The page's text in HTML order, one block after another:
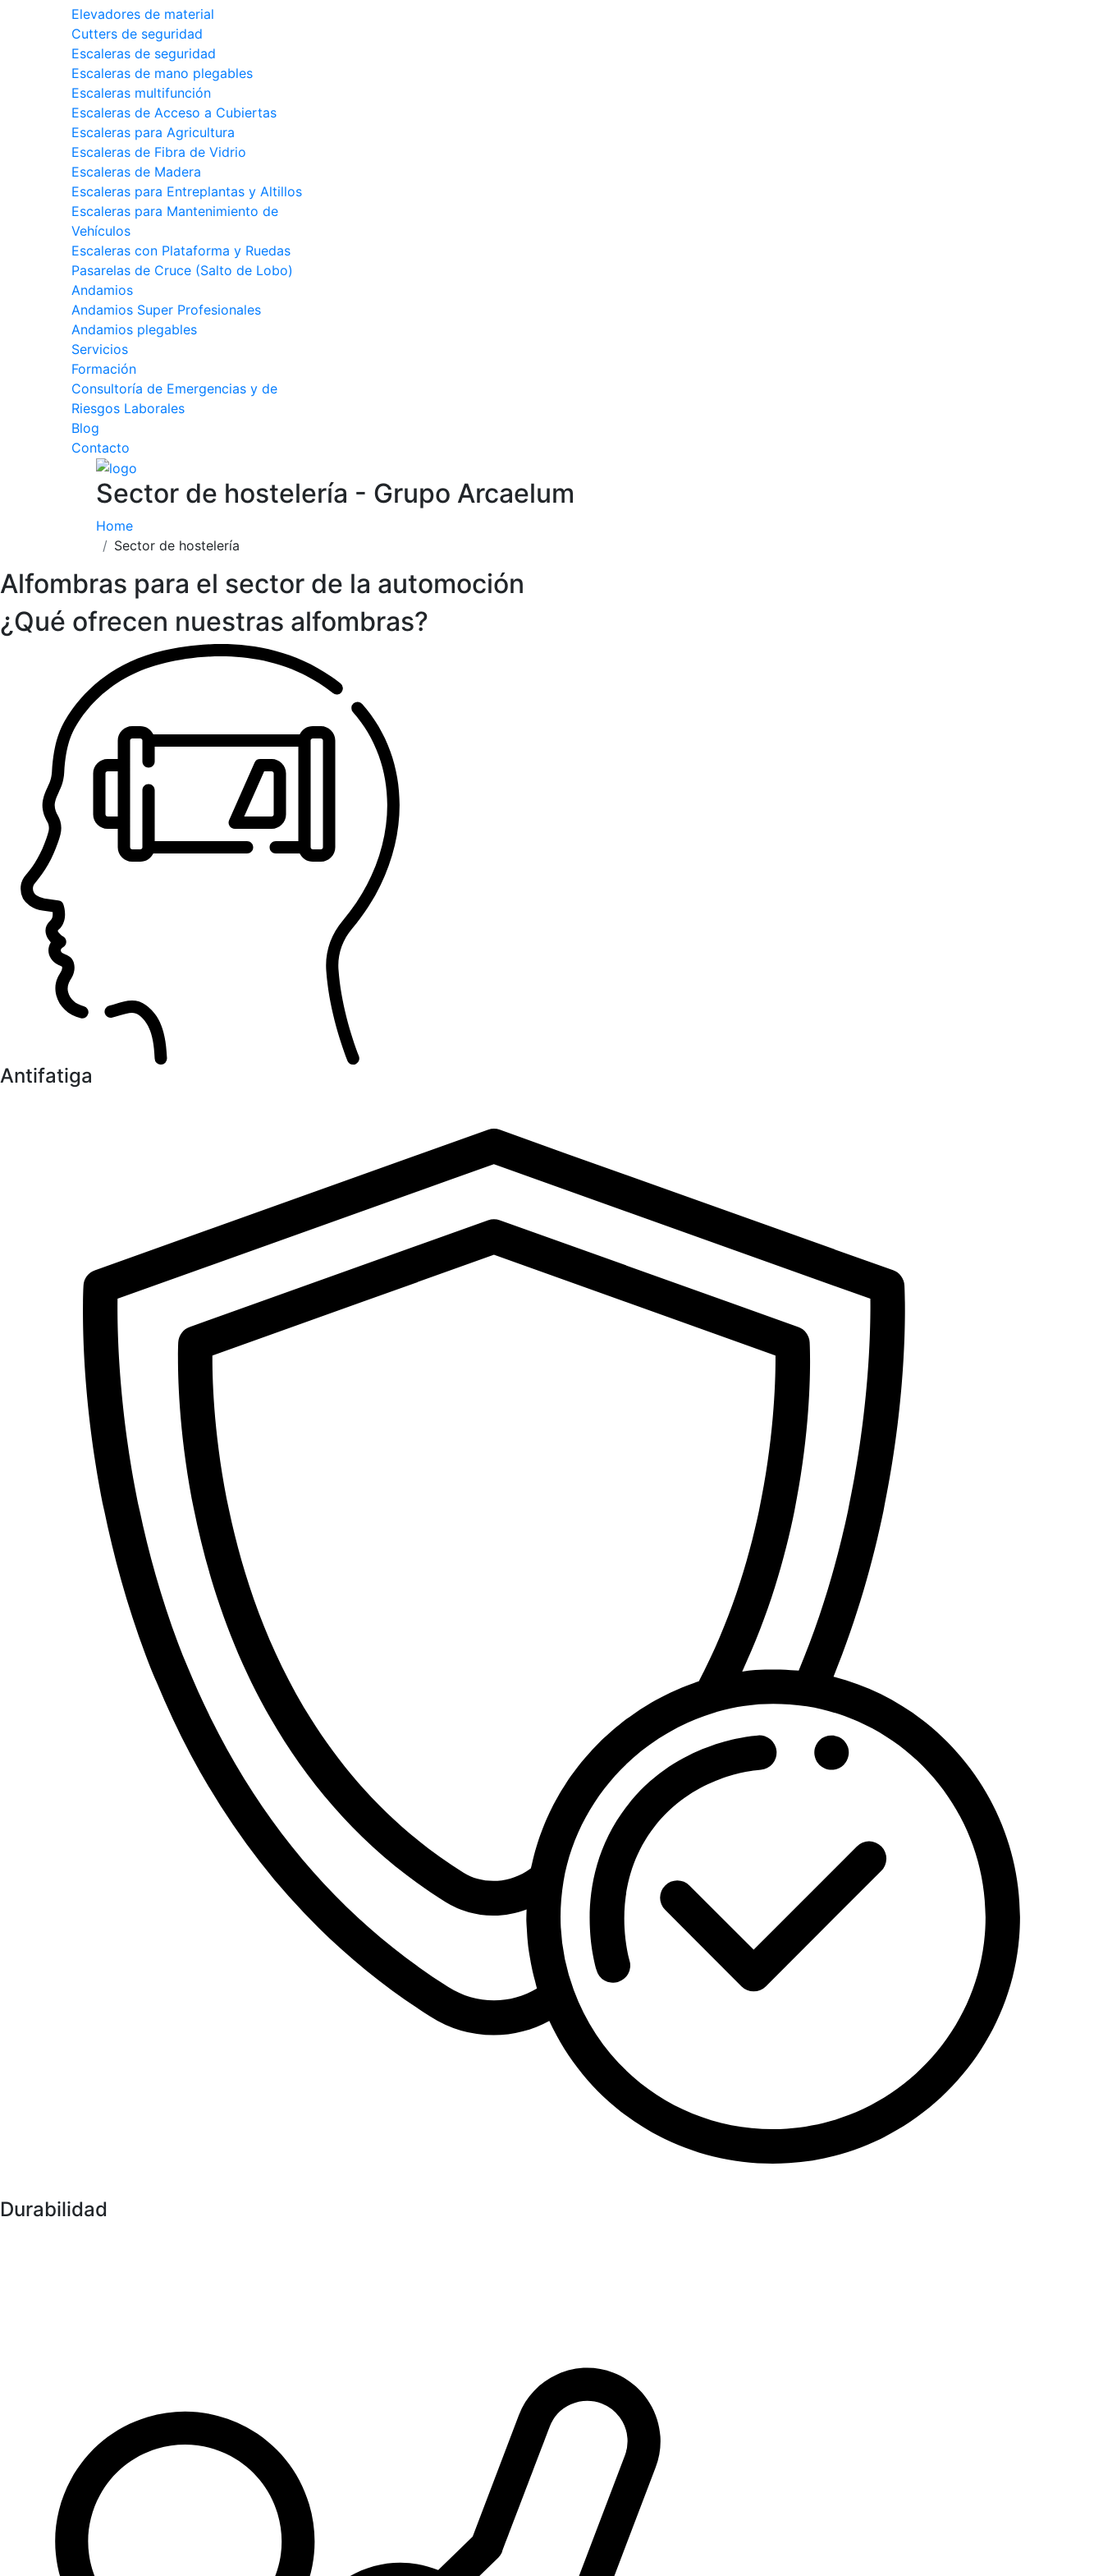
Elevadores de material
Cutters de seguridad
Escaleras de seguridad
Escaleras de mano plegables
Escaleras multifunción
Escaleras de Acceso a Cubiertas
Escaleras para Agricultura
Escaleras de Fibra de Vidrio
Escaleras de Madera
Escaleras para Entreplantas y Altillos
Escaleras para Mantenimiento de
Vehículos
Escaleras con Plataforma y Ruedas
Pasarelas de Cruce (Salto de Lobo)
Andamios
Andamios Super Profesionales
Andamios plegables
Servicios
Formación
Consultoría de Emergencias y de
Riesgos Laborales
Blog
Contacto
Sector de hostelería - Grupo Arcaelum
Home
Sector de hostelería
Alfombras para el sector de la automoción
¿Qué ofrecen nuestras alfombras?
Antifatiga
Durabilidad